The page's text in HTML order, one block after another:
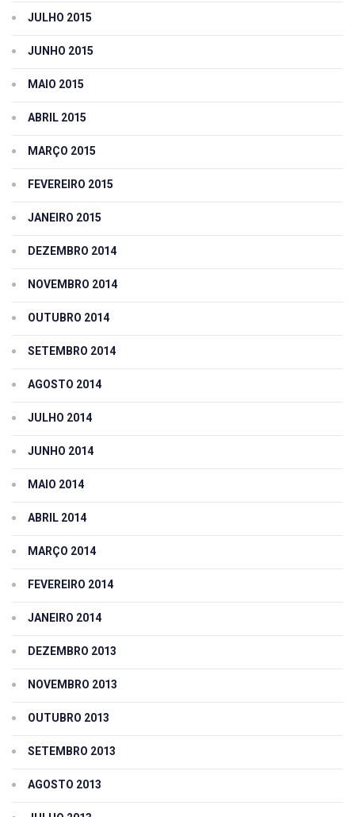
JULHO 2015
JUNHO 2015
MAIO 2015
ABRIL 2015
MARÇO 2015
FEVEREIRO 2015
JANEIRO 2015
DEZEMBRO 2014
NOVEMBRO 2014
OUTUBRO 2014
SETEMBRO 2014
AGOSTO 2014
JULHO 2014
JUNHO 2014
MAIO 2014
ABRIL 2014
MARÇO 2014
FEVEREIRO 2014
JANEIRO 2014
DEZEMBRO 2013
NOVEMBRO 2013
OUTUBRO 2013
SETEMBRO 2013
AGOSTO 2013